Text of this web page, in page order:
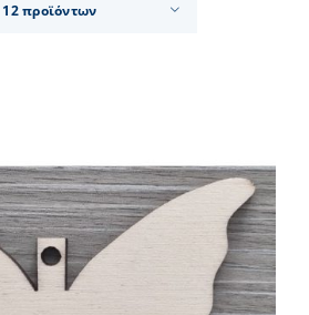
12 προϊόντων